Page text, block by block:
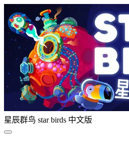
星辰群鸟 star birds 中文版